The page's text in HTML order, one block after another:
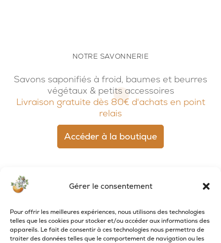
Gérer le consentement
Pour offrir les meilleures expériences, nous utilisons des technologies
telles que les cookies pour stocker et/ou accéder aux informations des
appareils. Le fait de consentir à ces technologies nous permettra de
traiter des données telles que le comportement de navigation ou les
NOTRE SAVONNERIE
Savons saponifiés à froid, baumes et beurres
végétaux & petits accessoires
Livraison gratuite dès 80€ d'achats en point
relais
Accéder à la boutique